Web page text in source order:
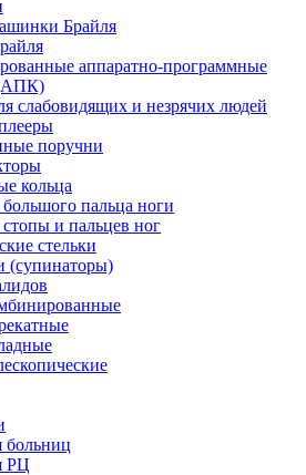
Брайля
аппаратно-программные
слабовидящих и незрячих людей
поручни
кольца
пальца ноги
и пальцев ног
стельки
(супинаторы)
больниц
РЦ